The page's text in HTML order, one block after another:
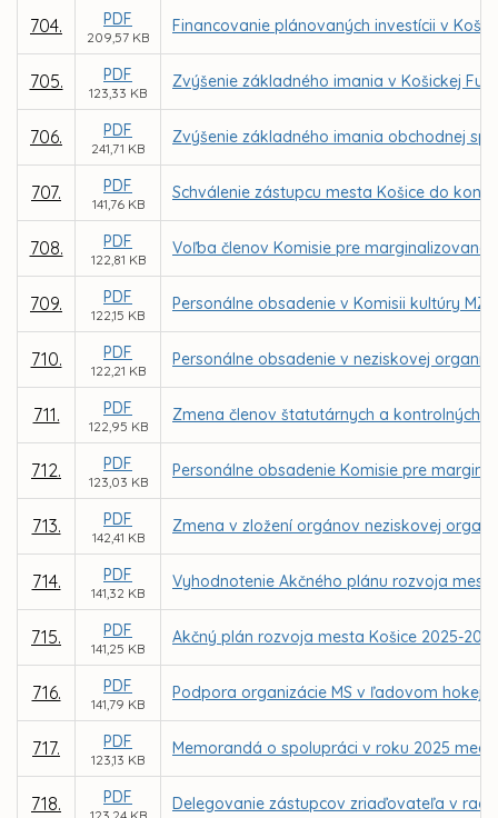
704. PDF
209,57 KB
Financovanie plánovaných investícii v
705. PDF
123,33 KB
Zvýšenie základného imania v Košickej
706. PDF
241,71 KB
Zvýšenie základného imania obchodnej
707. PDF
141,76 KB
Schválenie zástupcu mesta Košice do
708. PDF
122,81 KB
Voľba členov Komisie pre marginalizované
709. PDF
122,15 KB
Personálne obsadenie v Komisii kultúry MZ
710. PDF
122,21 KB
Personálne obsadenie v neziskovej
711. PDF
122,95 KB
Zmena členov štatutárnych a kontrolných
712. PDF
123,03 KB
Personálne obsadenie Komisie pre
713. PDF
142,41 KB
Zmena v zložení orgánov neziskovej
714. PDF
141,32 KB
Vyhodnotenie Akčného plánu rozvoja
715. PDF
141,25 KB
Akčný plán rozvoja mesta Košice 2025-2027
716. PDF
141,79 KB
Podpora organizácie MS v ľadovom hokeji
717. PDF
123,13 KB
Memorandá o spolupráci v roku 2025
718. PDF Delegovanie zástupcov zriaďovateľa v